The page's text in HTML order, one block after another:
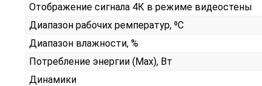
Отображение сигнала 4К в режиме видеостены
Диапазон рабочих ремператур, ⁰С
Диапазон влажности, %
Потребление энергии (Max), Вт
Динамики